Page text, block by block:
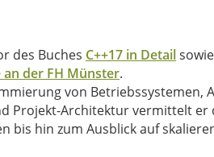
des Buches C++17 in Detail
der FH Münster.
von Betriebssystemen,
Projekt-Architektur vermittelt er
bis hin zum Ausblick auf